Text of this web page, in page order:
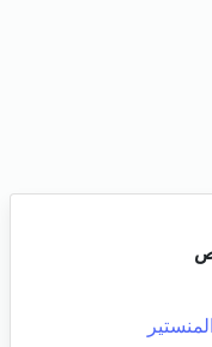
المنستير